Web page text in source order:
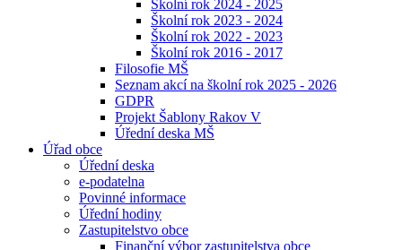
Školní rok 2024 - 2025
Školní rok 2023 - 2024
Školní rok 2022 - 2023
Školní rok 2016 - 2017
Filosofie MŠ
Seznam akcí na školní rok 2025 - 2026
GDPR
Projekt Šablony Rakov V
Úřední deska MŠ
Úřad obce
Úřední deska
e-podatelna
Povinné informace
Úřední hodiny
Zastupitelstvo obce
Finanční výbor zastupitelstva obce